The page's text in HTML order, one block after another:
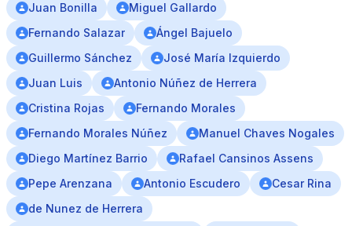
Juan Bonilla
Miguel Gallardo
Fernando Salazar
Ángel Bajuelo
Guillermo Sánchez
José María Izquierdo
Juan Luis
Antonio Núñez de Herrera
Cristina Rojas
Fernando Morales
Fernando Morales Núñez
Manuel Chaves Nogales
Diego Martínez Barrio
Rafael Cansinos Assens
Pepe Arenzana
Antonio Escudero
Cesar Rina
de Nunez de Herrera